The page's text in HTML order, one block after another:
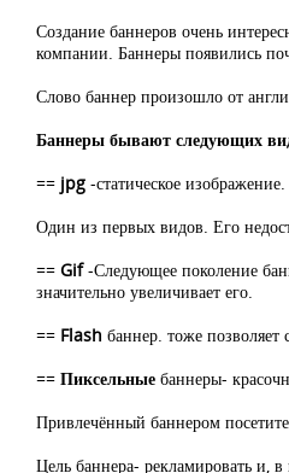
Создание баннеров очень
компании. Баннеры появились
Слово баннер произошло от
Баннеры бывают следующих
== jpg -статическое
Один из первых видов. Его
== Gif-Следующее поколение
значительно увеличивает его.
== Flash баннер. тоже
== Пиксельные баннеры-
Привлечённый баннером
Цель баннера- рекламировать и,